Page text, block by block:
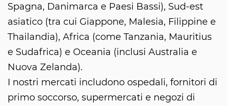
Spagna, Danimarca e Paesi Bassi), Sud-est
asiatico (tra cui Giappone, Malesia, Filippine e
Thailandia), Africa (come Tanzania, Mauritius
e Sudafrica) e Oceania (inclusi Australia e
Nuova Zelanda).
I nostri mercati includono ospedali, fornitori di
primo soccorso, supermercati e negozi di